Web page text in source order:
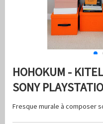
HOHOKUM -
SONY
Fresque murale à composer